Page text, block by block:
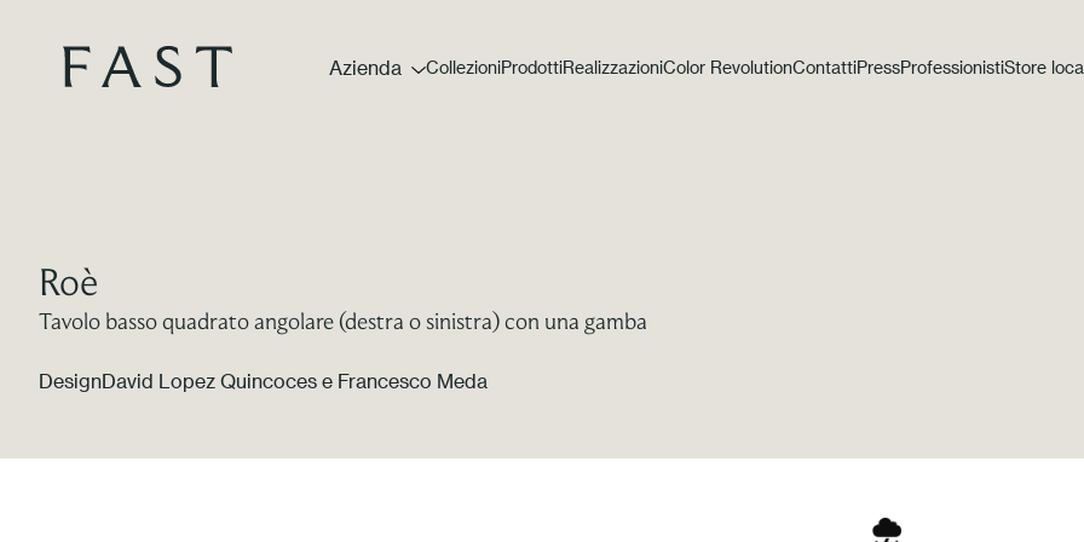
Azienda CollezioniProdottiRealizzazioniColor RevolutionContattiPressProfessionistiStore
Roè
Tavolo basso quadrato angolare (destra o sinistra) con una gamba
DesignDavid Lopez Quincoces e Francesco Meda